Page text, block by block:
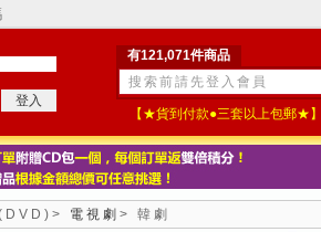
有121,071件商品
【★貨到付款●三套以上包郵★】
> 電視劇 > 韓劇